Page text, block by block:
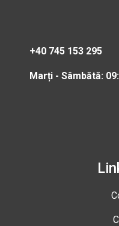
+40 745 153 295
Marți - Sâmbătă: